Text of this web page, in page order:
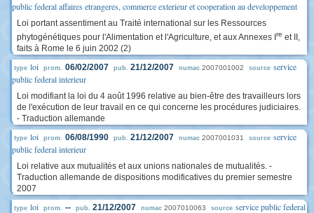
public federal affaires etrangeres, commerce exterieur et cooperation au developpement
Loi portant assentiment au Traité international sur les Ressources
phytogénétiques pour l'Alimentation et l'Agriculture, et aux Annexes I re et II,
faits à Rome le 6 juin 2002 (2)
type loi prom. 06/02/2007 pub. 21/12/2007 numac 2007001002 source service
public federal interieur
Loi modifiant la loi du 4 août 1996 relative au bien-être des travailleurs lors
de l'exécution de leur travail en ce qui concerne les procédures judiciaires.
- Traduction allemande
type loi prom. 06/08/1990 pub. 21/12/2007 numac 2007001031 source service
public federal interieur
Loi relative aux mutualités et aux unions nationales de mutualités. -
Traduction allemande de dispositions modificatives du premier semestre
2007
type loi prom. -- pub. 21/12/2007 numac 2007010063 source service public federal